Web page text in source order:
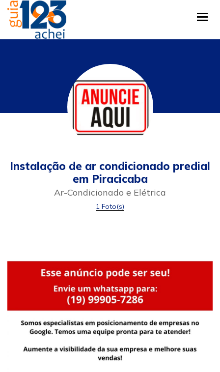
Instalação de ar condicionado predial
em Piracicaba
Ar-Condicionado e Elétrica
1 Foto(s)